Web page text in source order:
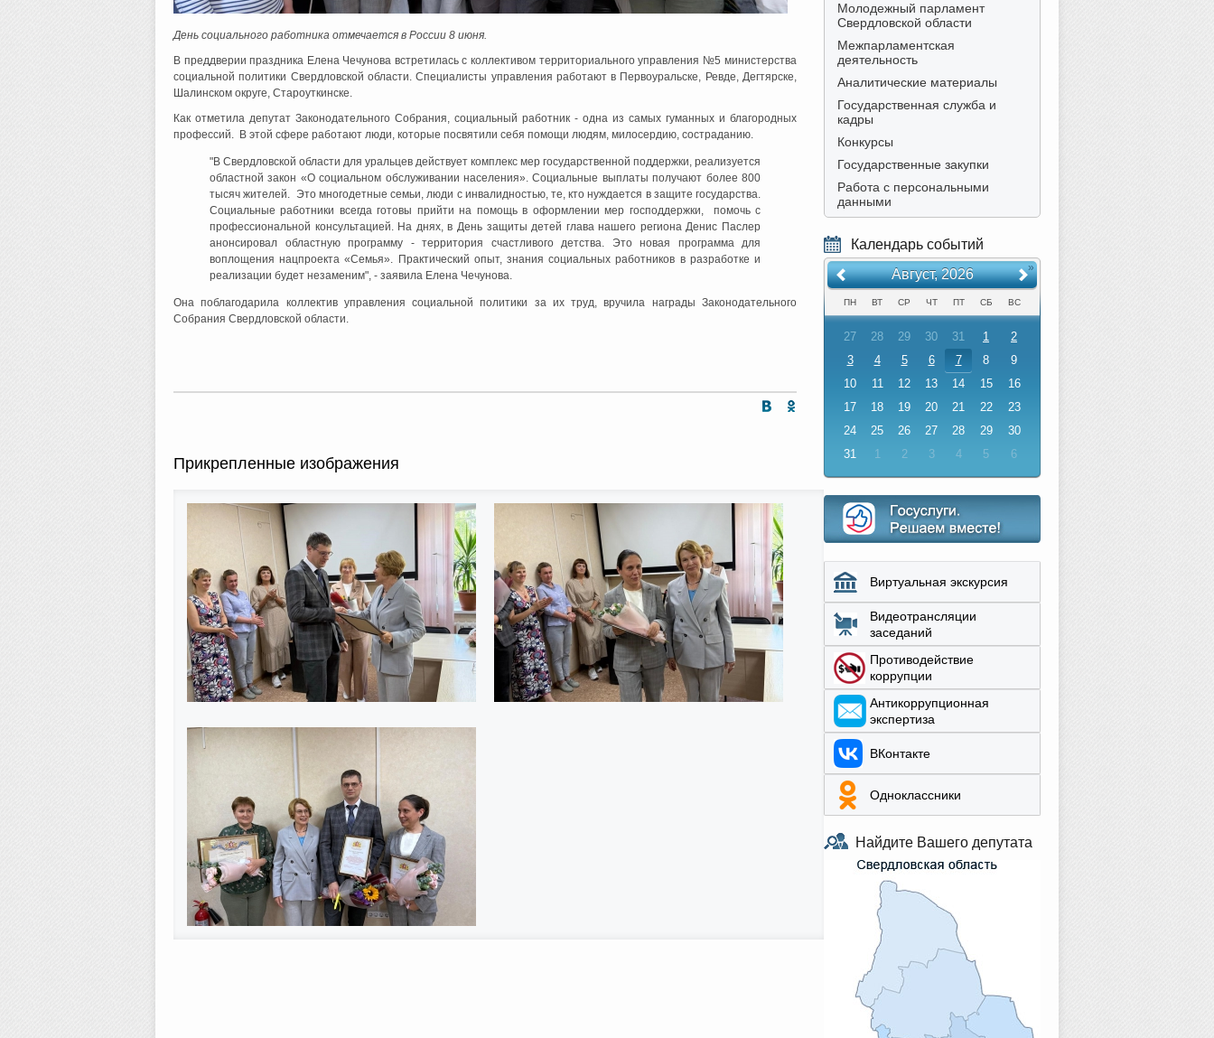
День социального работника отмечается в России 8 июня.
В преддверии праздника Елена Чечунова встретилась с коллективом территориального управления №5 министерства
социальной политики Свердловской области. Специалисты управления работают в Первоуральске, Ревде, Дегтярске,
Шалинском округе, Староуткинске.
Как отметила депутат Законодательного Собрания, социальный работник - одна из самых гуманных и благородных
профессий. В этой сфере работают люди, которые посвятили себя помощи людям, милосердию, состраданию.
"В Свердловской области для уральцев действует комплекс мер государственной поддержки, реализуется
областной закон «О социальном обслуживании населения». Социальные выплаты получают более 800
тысяч жителей. Это многодетные семьи, люди с инвалидностью, те, кто нуждается в защите государства.
Социальные работники всегда готовы прийти на помощь в оформлении мер господдержки, помочь с
профессиональной консультацией. На днях, в День защиты детей глава нашего региона Денис Паслер
анонсировал областную программу - территория счастливого детства. Это новая программа для
воплощения нацпроекта «Семья». Практический опыт, знания социальных работников в разработке и
реализации будет незаменим", - заявила Елена Чечунова.
Она поблагодарила коллектив управления социальной политики за их труд, вручила награды Законодательного
Собрания Свердловской области.
Прикрепленные изображения
Молодежный парламент
Свердловской области
Межпарламентская
деятельность
Аналитические материалы
Государственная служба и
кадры
Конкурсы
Государственные закупки
Работа с персональными
данными
Календарь событий
Август, 2026 »
ПН ВТ СР ЧТ ПТ СБ ВС
27 28 29 30 31 1
2
3
4 5 6 7 8
9
10
11 12 13 14 15
16
17
18 19 20 21 22
23
24
25 26 27 28 29
30
31
1 2 3 4 5 6
Интернет приемная
Виртуальная экскурсия
Видеотрансляции
заседаний
Противодействие
коррупции
Aнтикоррупционная
экспертиза
ВКонтакте
Одноклассники
Найдите Вашего депутата